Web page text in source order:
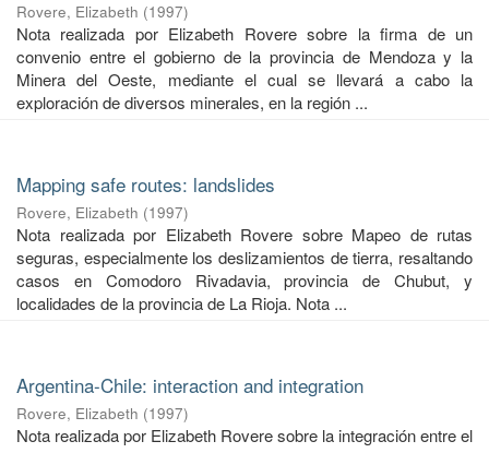
Rovere, Elizabeth (1997)
Nota realizada por Elizabeth Rovere sobre la firma de un
convenio entre el gobierno de la provincia de Mendoza y la
Minera del Oeste, mediante el cual se llevará a cabo la
exploración de diversos minerales, en la región ...
Mapping safe routes: landslides
Rovere, Elizabeth (1997)
Nota realizada por Elizabeth Rovere sobre Mapeo de rutas
seguras, especialmente los deslizamientos de tierra, resaltando
casos en Comodoro Rivadavia, provincia de Chubut, y
localidades de la provincia de La Rioja. Nota ...
Argentina-Chile: interaction and integration
Rovere, Elizabeth (1997)
Nota realizada por Elizabeth Rovere sobre la integración entre el